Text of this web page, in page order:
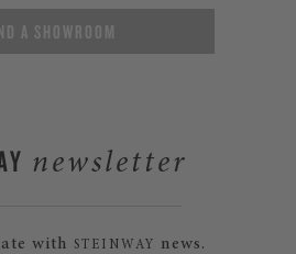
A SHOWROOM
newsletter
with STEINWAY news.